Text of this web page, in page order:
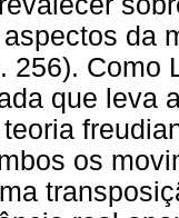
da
256). Como
que leva
os